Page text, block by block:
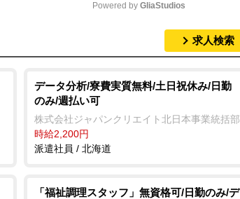
t
Powered by GliaStudios
求人検索
データ分析/寮費実質無料/土日祝休み/日勤
のみ/週払い可
株式会社ジャパンクリエイト北日本事業統括部
時給2,200円
派遣社員 / 北海道
「福祉調理スタッフ」無資格可/日勤のみ/デ